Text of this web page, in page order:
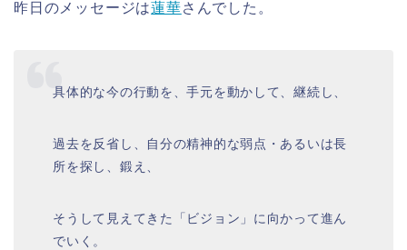
昨日のメッセージは蓮華さんでした。
具体的な今の行動を、手元を動かして、継続し、
過去を反省し、自分の精神的な弱点・あるいは長
所を探し、鍛え、
そうして見えてきた「ビジョン」に向かって進ん
でいく。